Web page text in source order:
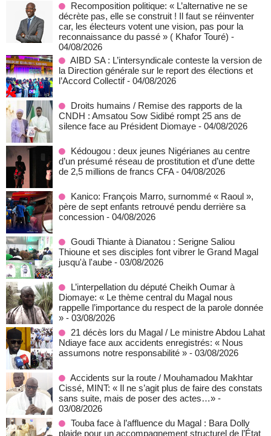
Recomposition politique: « L’alternative ne se
décrète pas, elle se construit ! Il faut se réinventer
car, les électeurs votent une vision, pas pour la
reconnaissance du passé » ( Khafor Touré) -
04/08/2026
AIBD SA : L’intersyndicale conteste la version de
la Direction générale sur le report des élections et
l’Accord Collectif - 04/08/2026
Droits humains / Remise des rapports de la
CNDH : Amsatou Sow Sidibé rompt 25 ans de
silence face au Président Diomaye - 04/08/2026
Kédougou : deux jeunes Nigérianes au centre
d’un présumé réseau de prostitution et d’une dette
de 2,5 millions de francs CFA - 04/08/2026
Kanico: François Marro, surnommé « Raoul »,
père de sept enfants retrouvé pendu derrière sa
concession - 04/08/2026
Goudi Thiante à Dianatou : Serigne Saliou
Thioune et ses disciples font vibrer le Grand Magal
jusqu'à l'aube - 03/08/2026
L’interpellation du député Cheikh Oumar à
Diomaye: « Le thème central du Magal nous
rappelle l’importance du respect de la parole donnée
» - 03/08/2026
21 décès lors du Magal / Le ministre Abdou Lahat
Ndiaye face aux accidents enregistrés: « Nous
assumons notre responsabilité » - 03/08/2026
Accidents sur la route / Mouhamadou Makhtar
Cissé, MINT: « Il ne s’agit plus de faire des constats
sans suite, mais de poser des actes…» -
03/08/2026
Touba face à l’affluence du Magal : Bara Dolly
plaide pour un accompagnement structurel de l’État